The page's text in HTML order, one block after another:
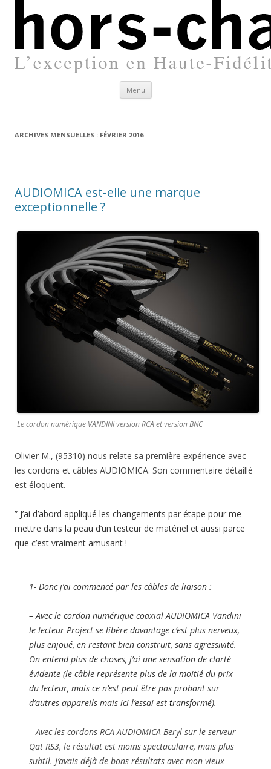
Menu Aller
contenu
ARCHIVES MENSUELLES : FÉVRIER 2016
AUDIOMICA est-elle une marque
exceptionnelle ?
Le cordon numérique VANDINI version RCA et version BNC
Olivier M., (95310) nous relate sa première expérience avec
les cordons et câbles AUDIOMICA. Son commentaire détaillé
est éloquent.
” J’ai d’abord appliqué les changements par étape pour me
mettre dans la peau d’un testeur de matériel et aussi parce
que c’est vraiment amusant !
1- Donc j’ai commencé par les câbles de liaison :
– Avec le cordon numérique coaxial AUDIOMICA Vandini
le lecteur Project se libère davantage c’est plus nerveux,
plus enjoué, en restant bien construit, sans agressivité.
On entend plus de choses, j’ai une sensation de clarté
évidente (le câble représente plus de la moitié du prix
du lecteur, mais ce n’est peut être pas probant sur
d’autres appareils mais ici l’essai est transformé).
– Avec les cordons RCA AUDIOMICA Beryl sur le serveur
Qat RS3, le résultat est moins spectaculaire, mais plus
subtil. J’avais déjà de bons résultats avec mon vieux